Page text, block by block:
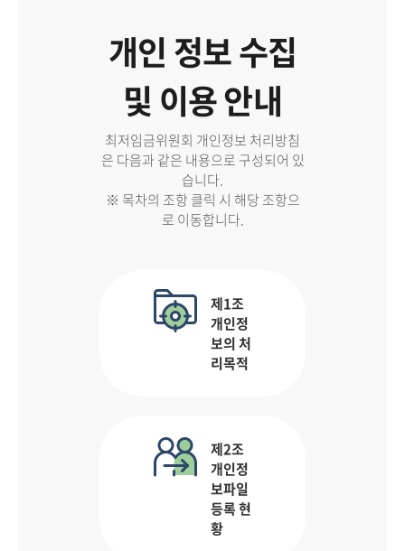
개인 정보 수집
및 이용 안내
최저임금위원회 개인정보 처리방침
은 다음과 같은 내용으로 구성되어 있
습니다.
※ 목차의 조항 클릭 시 해당 조항으
로 이동합니다.
제1조
개인정
보의 처
리목적
제2조
개인정
보파일
등록 현
황